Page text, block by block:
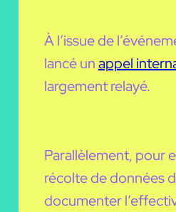
À l’issue de
lancé unappel
largement relayé.
Parallèlement, pour
récolte de données
documenter